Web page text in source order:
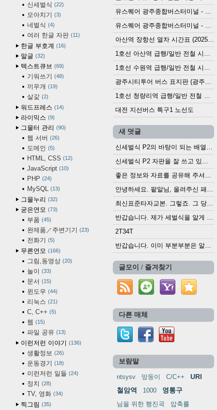
신세벌식 22
모아치기 3
네벌식 4
여러 한글 자판 11
한글 부호계 16
말글 32
텍스트큐브 69
기워쓰기 48
끼우개 19
살갗 2
워드프레스 14
라이믹스 9
그물터 관리 90
웹 서버 26
도메인 5
HTML, CSS 12
JavaScript 10
PHP 24
MySQL 13
그물누리 32
굳은연모 73
부품 45
완제품／주변기기 23
전화기 5
무른연모 166
그림,동영상 20
놀이 33
문서 15
윈도우 44
리눅스 21
C, C++ 5
웹 15
파일 공유 13
이런저런 이야기 136
생활정보 26
운동경기 18
이런저런 일들 24
정치 28
TV, 영화 34
찍그림 35
아산역 장항선 열차 시간표 (2025.12.30 기준) (무궁화호, ITX-마음, 새마을호, 서해금빛열차)
대전 지선버스 특구1 노선도
새 덧글
최신표준타자교본. 그렇죠. 그 당시에 최신 표준...
2T34T
반갑습니다. 이미 부분부분은 알려진 정보들이...
글모이 / 즐겨찾기
다른 매체
보람말
ntsysv 망둥이 C/C++
URI
철암역
1000 영통구
님을 위한 행진곡 압축률